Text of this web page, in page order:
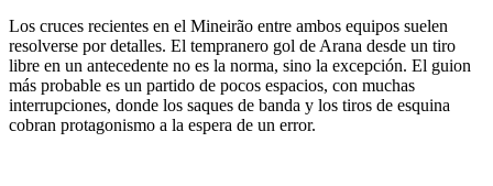
Los cruces recientes en el Mineirão entre ambos equipos suelen
resolverse por detalles. El tempranero gol de Arana desde un tiro
libre en un antecedente no es la norma, sino la excepción. El guion
más probable es un partido de pocos espacios, con muchas
interrupciones, donde los saques de banda y los tiros de esquina
cobran protagonismo a la espera de un error.